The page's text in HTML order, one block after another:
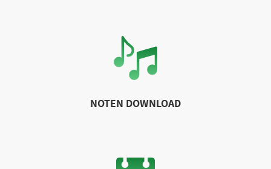
NOTEN DOWNLOAD